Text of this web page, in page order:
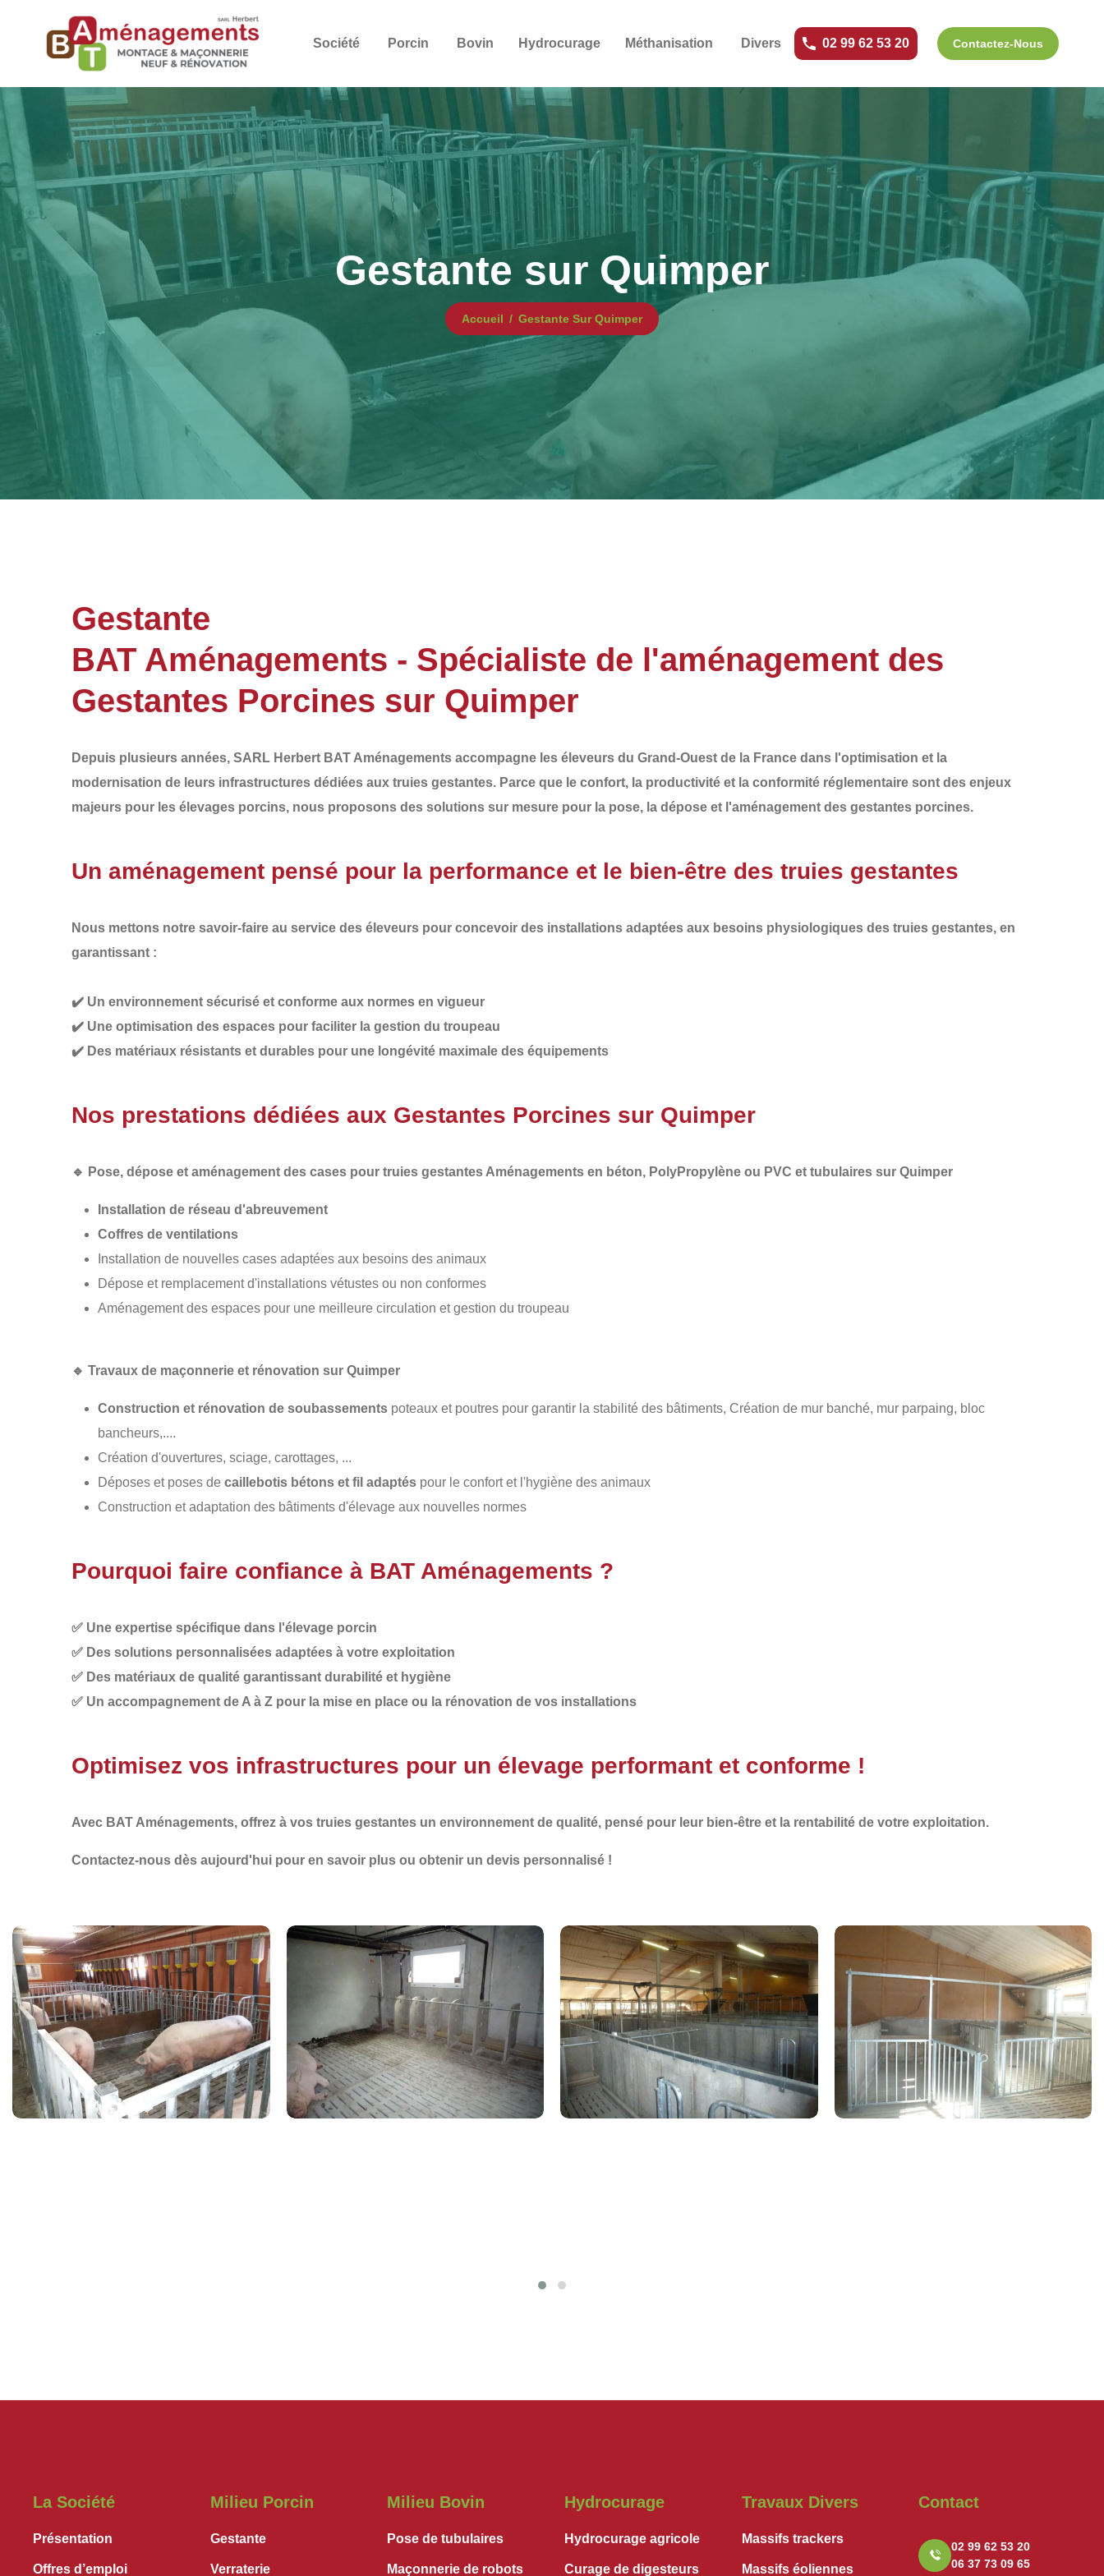
Société Porcin Bovin Hydrocurage Méthanisation Divers 02 99 62 53 20 Contactez-Nous
Gestante sur Quimper
Accueil Gestante Sur Quimper
Gestante
BAT Aménagements - Spécialiste de l'aménagement des
Gestantes Porcines sur Quimper
Depuis plusieurs années, SARL Herbert BAT Aménagements accompagne les éleveurs du Grand-Ouest de la France dans l'optimisation et la
modernisation de leurs infrastructures dédiées aux truies gestantes. Parce que le confort, la productivité et la conformité réglementaire sont des enjeux
majeurs pour les élevages porcins, nous proposons des solutions sur mesure pour la pose, la dépose et l'aménagement des gestantes porcines.
Un aménagement pensé pour la performance et le bien-être des truies gestantes
Nous mettons notre savoir-faire au service des éleveurs pour concevoir des installations adaptées aux besoins physiologiques des truies gestantes, en
garantissant :
✔️ Un environnement sécurisé et conforme aux normes en vigueur
✔️ Une optimisation des espaces pour faciliter la gestion du troupeau
✔️ Des matériaux résistants et durables pour une longévité maximale des équipements
Nos prestations dédiées aux Gestantes Porcines sur Quimper
🔹 Pose, dépose et aménagement des cases pour truies gestantes Aménagements en béton, PolyPropylène ou PVC et tubulaires sur Quimper
Installation de réseau d'abreuvement
Coffres de ventilations
Installation de nouvelles cases adaptées aux besoins des animaux
Dépose et remplacement d'installations vétustes ou non conformes
Aménagement des espaces pour une meilleure circulation et gestion du troupeau
🔹 Travaux de maçonnerie et rénovation sur Quimper
Construction et rénovation de soubassements poteaux et poutres pour garantir la stabilité des bâtiments, Création de mur banché, mur parpaing, bloc
bancheurs,....
Création d'ouvertures, sciage, carottages, ...
Déposes et poses de caillebotis bétons et fil adaptés pour le confort et l'hygiène des animaux
Construction et adaptation des bâtiments d'élevage aux nouvelles normes
Pourquoi faire confiance à BAT Aménagements ?
✅ Une expertise spécifique dans l'élevage porcin
✅ Des solutions personnalisées adaptées à votre exploitation
✅ Des matériaux de qualité garantissant durabilité et hygiène
✅ Un accompagnement de A à Z pour la mise en place ou la rénovation de vos installations
Optimisez vos infrastructures pour un élevage performant et conforme !
Avec BAT Aménagements, offrez à vos truies gestantes un environnement de qualité, pensé pour leur bien-être et la rentabilité de votre exploitation.
Contactez-nous dès aujourd'hui pour en savoir plus ou obtenir un devis personnalisé !
La Société
Présentation
Offres d’emploi
Milieu Porcin
Gestante
Verraterie
Milieu Bovin
Pose de tubulaires
Maçonnerie de robots
Hydrocurage
Hydrocurage agricole
Curage de digesteurs
Travaux Divers
Massifs trackers
Massifs éoliennes
Contact
02 99 62 53 20
06 37 73 09 65